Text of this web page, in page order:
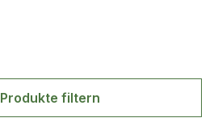
Produkte filtern